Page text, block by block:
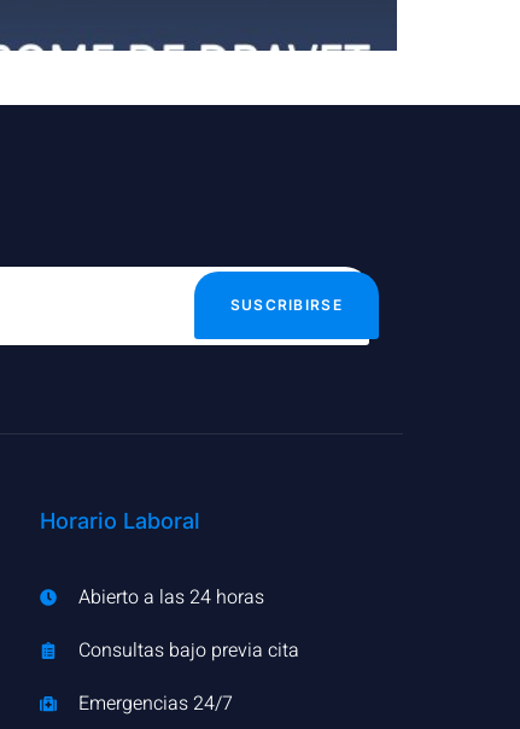
SUSCRIBIRSE
Horario Laboral
Abierto a las 24 horas
Consultas bajo previa cita
Emergencias 24/7